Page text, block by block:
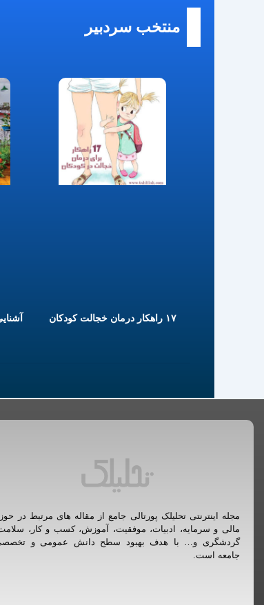
منتخب سردبیر
۱۷ راهکار درمان خجالت کودکان
مجله اینترنتی تحلیلک پورتالی جامع از مقاله های مرتبط در
مالی و سرمایه، ادبیات، موفقیت، آموزش، کسب و کار،
گردشگری و… با هدف بهبود سطح دانش عمومی و
جامعه است.